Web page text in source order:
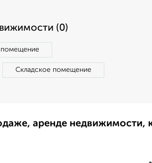
(0)
помещение
Складское помещение
аренде